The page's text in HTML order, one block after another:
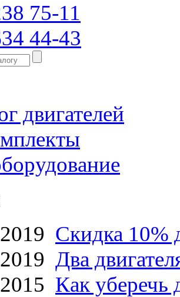
75-11
44-43
двигателей
Скидка 10%
Два
Как уберечь